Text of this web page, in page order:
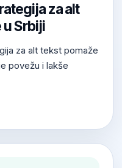
za alt
Srbiji
za alt tekst pomaže
povežu i lakše